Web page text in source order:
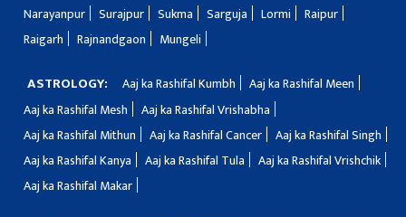
Narayanpur
Surajpur Sukma Sarguja Lormi
Raipur
Raigarh
Rajnandgaon Mungeli
ASTROLOGY: Aaj ka Rashifal Kumbh
Aaj ka Rashifal Meen
Aaj ka Rashifal Mesh
Aaj ka Rashifal Vrishabha
Aaj ka Rashifal Mithun
Aaj ka Rashifal Cancer
Aaj ka Rashifal Singh
Aaj ka Rashifal Kanya
Aaj ka Rashifal Tula
Aaj ka Rashifal Vrishchik
Aaj ka Rashifal Makar